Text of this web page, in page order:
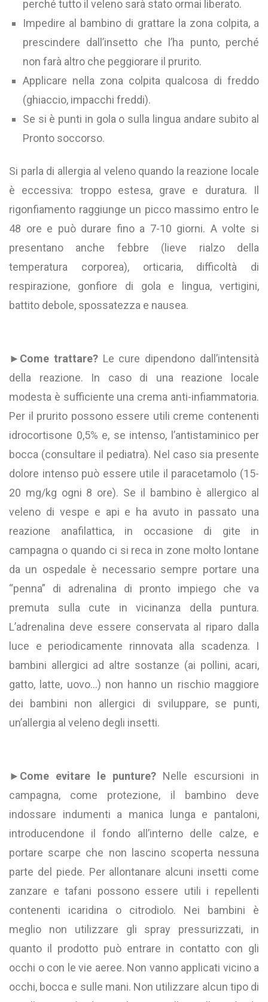
perché tutto il veleno sarà stato ormai liberato.
Impedire al bambino di grattare la zona colpita, a
prescindere dall’insetto che l’ha punto, perché
non farà altro che peggiorare il prurito.
Applicare nella zona colpita qualcosa di freddo
(ghiaccio, impacchi freddi).
Se si è punti in gola o sulla lingua andare subito al
Pronto soccorso.
Si parla di allergia al veleno quando la reazione locale
è eccessiva: troppo estesa, grave e duratura. Il
rigonfiamento raggiunge un picco massimo entro le
48 ore e può durare fino a 7-10 giorni. A volte si
presentano anche febbre (lieve rialzo della
temperatura corporea), orticaria, difficoltà di
respirazione, gonfiore di gola e lingua, vertigini,
battito debole, spossatezza e nausea.
► Come trattare? Le cure dipendono dall’intensità
della reazione. In caso di una reazione locale
modesta è sufficiente una crema anti-infiammatoria.
Per il prurito possono essere utili creme contenenti
idrocortisone 0,5% e, se intenso, l’antistaminico per
bocca (consultare il pediatra). Nel caso sia presente
dolore intenso può essere utile il paracetamolo (15-
20 mg/kg ogni 8 ore). Se il bambino è allergico al
veleno di vespe e api e ha avuto in passato una
reazione anafilattica, in occasione di gite in
campagna o quando ci si reca in zone molto lontane
da un ospedale è necessario sempre portare una
“penna” di adrenalina di pronto impiego che va
premuta sulla cute in vicinanza della puntura.
L’adrenalina deve essere conservata al riparo dalla
luce e periodicamente rinnovata alla scadenza. I
bambini allergici ad altre sostanze (ai pollini, acari,
gatto, latte, uovo…) non hanno un rischio maggiore
dei bambini non allergici di sviluppare, se punti,
un’allergia al veleno degli insetti.
► Come evitare le punture? Nelle escursioni in
campagna, come protezione, il bambino deve
indossare indumenti a manica lunga e pantaloni,
introducendone il fondo all’interno delle calze, e
portare scarpe che non lascino scoperta nessuna
parte del piede. Per allontanare alcuni insetti come
zanzare e tafani possono essere utili i repellenti
contenenti icaridina o citrodiolo. Nei bambini è
meglio non utilizzare gli spray pressurizzati, in
quanto il prodotto può entrare in contatto con gli
occhi o con le vie aeree. Non vanno applicati vicino a
occhi, bocca e sulle mani. Non utilizzare alcun tipo di